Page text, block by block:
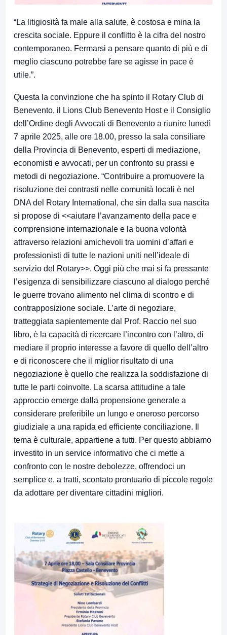
“La litigiosità fa male alla salute, è costosa e mina la
crescita sociale. Eppure il conflitto è la cifra del nostro
contemporaneo. Fermarsi a pensare quanto di più e di
meglio ciascuno potrebbe fare se agisse in pace è
utile.”.
Questa la convinzione che ha spinto il Rotary Club di
Benevento, il Lions Club Benevento Host e il Consiglio
dell’Ordine degli Avvocati di Benevento a riunire lunedì
7 aprile 2025, alle ore 18.00, presso la sala consiliare
della Provincia di Benevento, esperti di mediazione,
economisti e avvocati, per un confronto su prassi e
metodi di negoziazione. “Contribuire a promuovere la
risoluzione dei contrasti nelle comunità locali è nel
DNA del Rotary International, che sin dalla sua nascita
si propose di <<aiutare l’avanzamento della pace e
comprensione internazionale e la buona volontà
attraverso relazioni amichevoli tra uomini d’affari e
professionisti di tutte le nazioni uniti nell’ideale di
servizio del Rotary>>. Oggi più che mai si fa pressante
l’esigenza di sensibilizzare ciascuno al dialogo perché
le guerre trovano alimento nel clima di scontro e di
contrapposizione sociale. L’arte di negoziare,
tratteggiata sapientemente dal Prof. Raccio nel suo
libro, è la capacità di ricercare l’incontro con l’altro, di
mediare il proprio interesse a favore di quello dell’altro
e di riconoscere che il miglior risultato di una
negoziazione è quello che realizza la soddisfazione di
tutte le parti coinvolte. La scarsa attitudine a tale
approccio emerge dalla propensione generale a
considerare preferibile un lungo e oneroso percorso
giudiziale a una rapida ed efficiente conciliazione. Il
tema è culturale, appartiene a tutti. Per questo abbiamo
investito in un service informativo che ci mette a
confronto con le nostre debolezze, offrendoci un
semplice e, a tratti, scontato prontuario di piccole regole
da adottare per diventare cittadini migliori.